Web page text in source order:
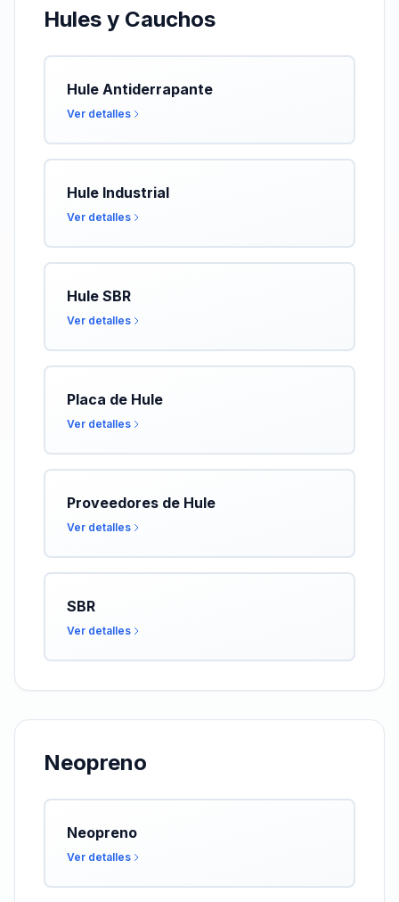
Hules y Cauchos
Hule Antiderrapante
Ver detalles
Hule Industrial
Ver detalles
Hule SBR
Ver detalles
Placa de Hule
Ver detalles
Proveedores de Hule
Ver detalles
SBR
Ver detalles
Neopreno
Neopreno
Ver detalles